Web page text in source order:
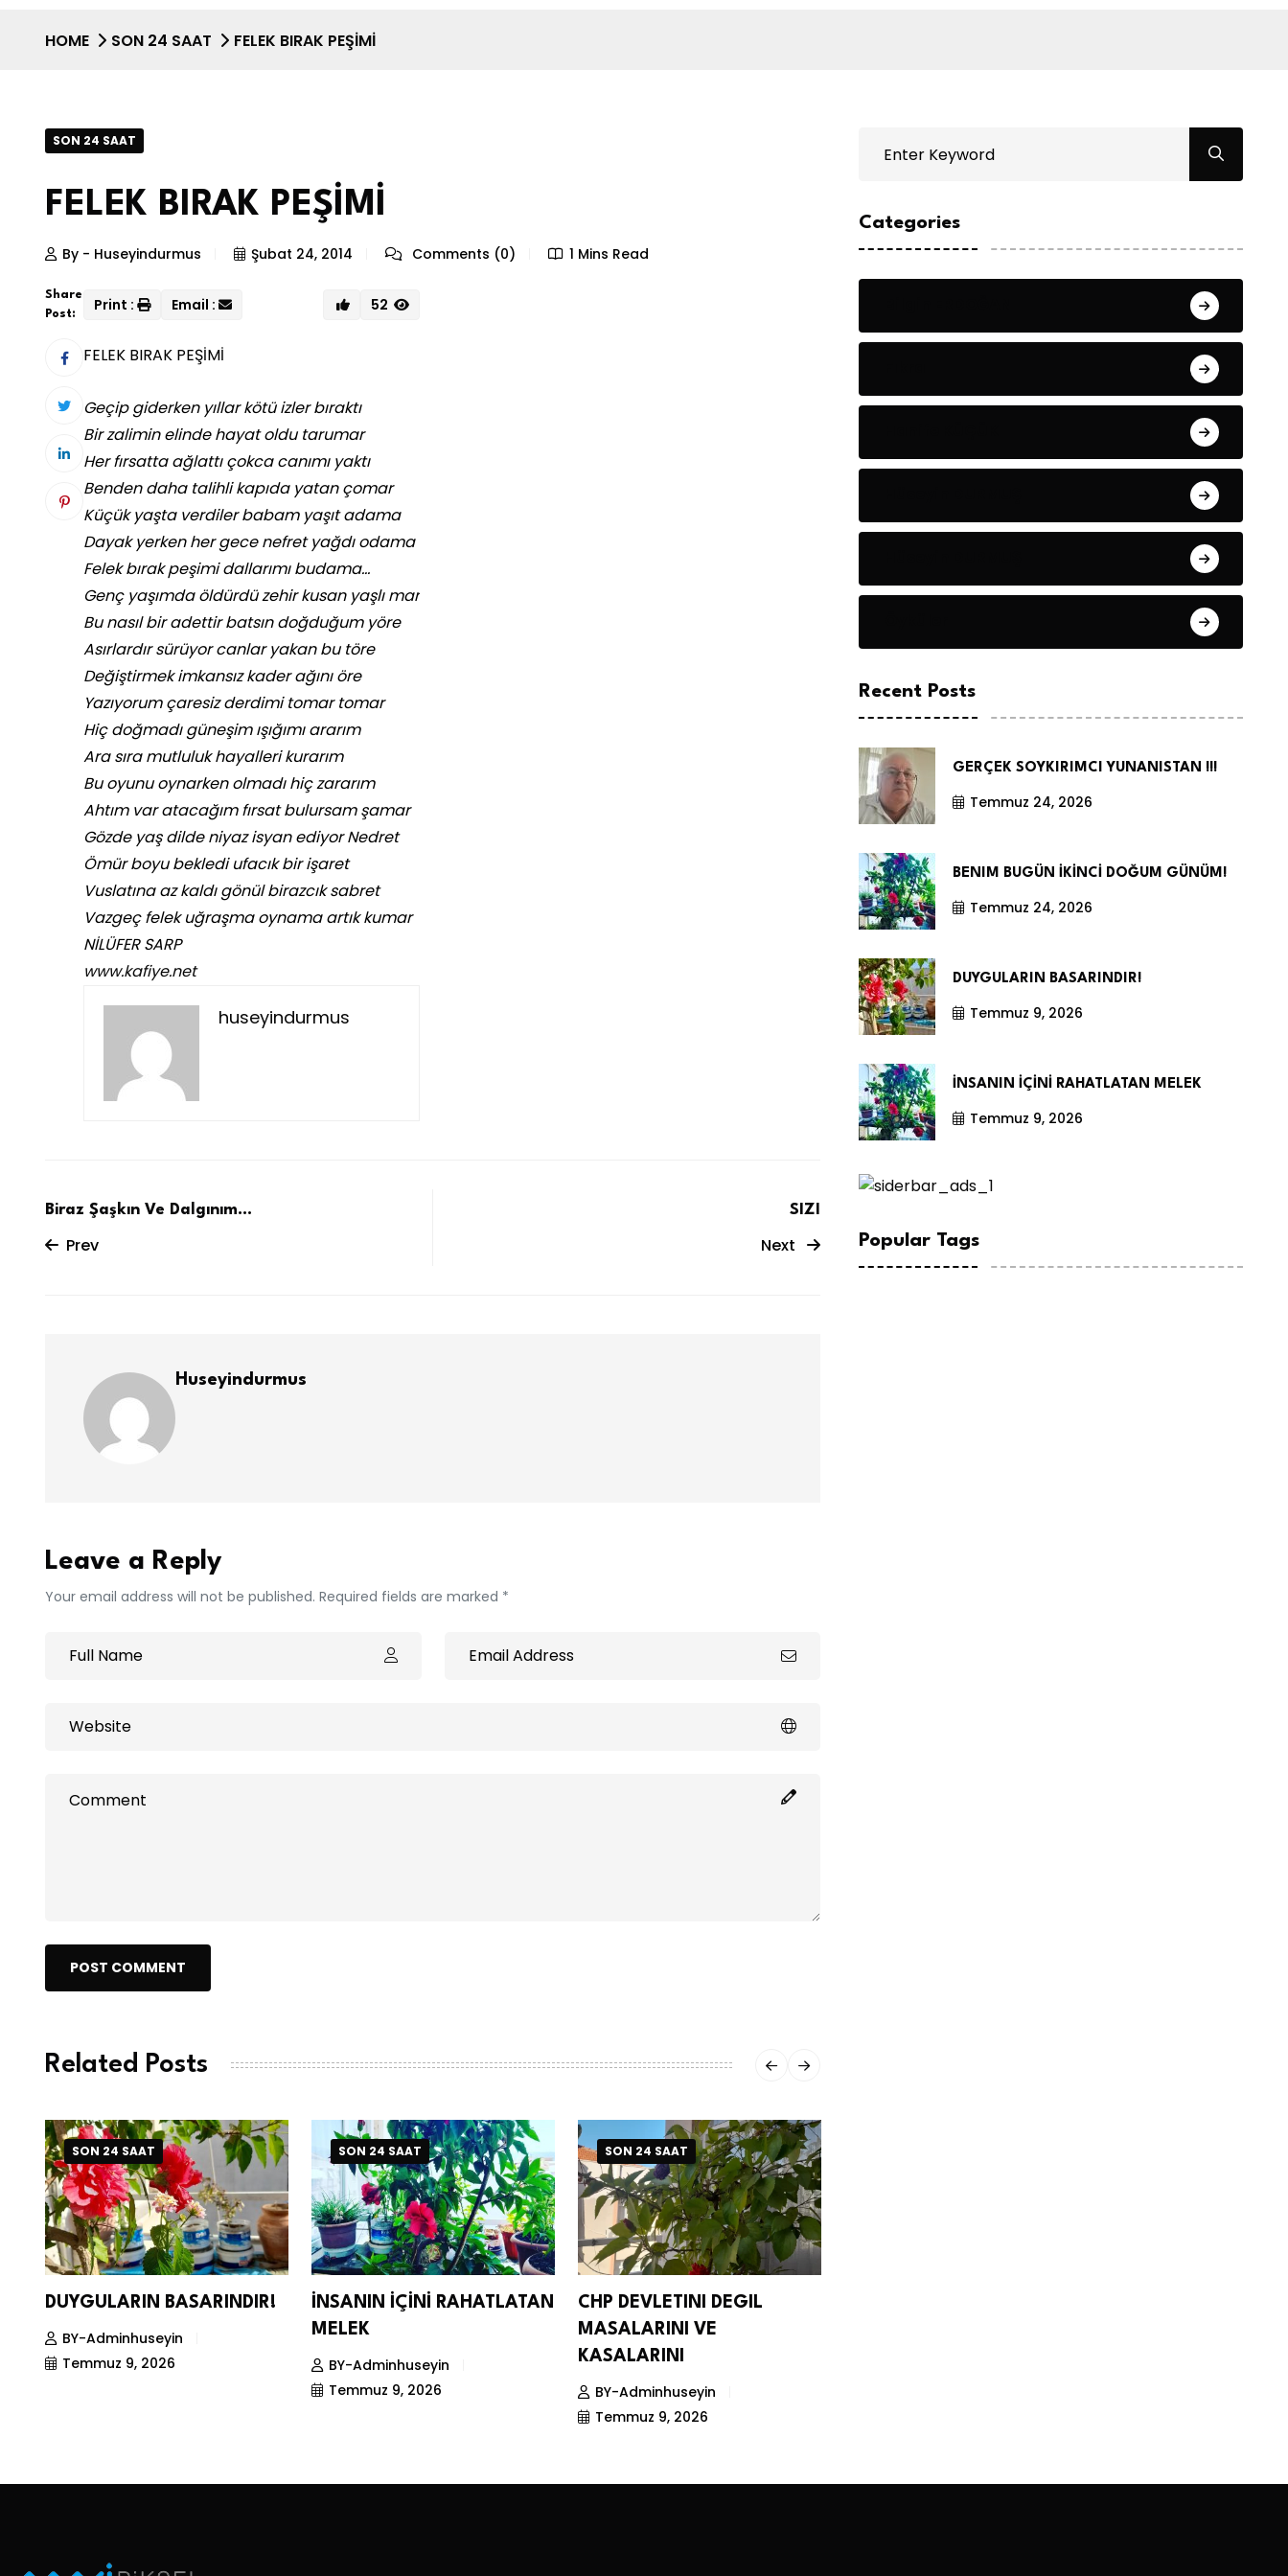
HOME SON 24 SAAT FELEK BIRAK PEŞİMİ
SON 24 SAAT
FELEK BIRAK PEŞİMİ
By - Huseyindurmus Şubat 24, 2014 Comments (0) 1 Mins Read
Share
Post:
Print : Email : 52
FELEK BIRAK PEŞİMİ
Geçip giderken yıllar kötü izler bıraktı
Bir zalimin elinde hayat oldu tarumar
Her fırsatta ağlattı çokca canımı yaktı
Benden daha talihli kapıda yatan çomar
Küçük yaşta verdiler babam yaşıt adama
Dayak yerken her gece nefret yağdı odama
Felek bırak peşimi dallarımı budama…
Genç yaşımda öldürdü zehir kusan yaşlı mar
Bu nasıl bir adettir batsın doğduğum yöre
Asırlardır sürüyor canlar yakan bu töre
Değiştirmek imkansız kader ağını öre
Yazıyorum çaresiz derdimi tomar tomar
Hiç doğmadı güneşim ışığımı ararım
Ara sıra mutluluk hayalleri kurarım
Bu oyunu oynarken olmadı hiç zararım
Ahtım var atacağım fırsat bulursam şamar
Gözde yaş dilde niyaz isyan ediyor Nedret
Ömür boyu bekledi ufacık bir işaret
Vuslatına az kaldı gönül birazcık sabret
Vazgeç felek uğraşma oynama artık kumar
NİLÜFER SARP
www.kafiye.net
huseyindurmus
Biraz Şaşkın Ve Dalgınım…
Prev
SIZI
Next
Huseyindurmus
Leave a Reply
Your email address will not be published. Required fields are marked *
POST COMMENT
Related Posts
SON 24 SAAT
DUYGULARIN BASARINDIR!
BY-Adminhuseyin
Temmuz 9, 2026
SON 24 SAAT
İNSANIN İÇİNİ RAHATLATAN
MELEK
BY-Adminhuseyin
Temmuz 9, 2026
SON 24 SAAT
CHP DEVLETINI DEGIL
MASALARINI VE
KASALARINI
BY-Adminhuseyin
Temmuz 9, 2026
Categories
Recent Posts
GERÇEK SOYKIRIMCI YUNANISTAN !!!
Temmuz 24, 2026
BENIM BUGÜN İKİNCİ DOĞUM GÜNÜM!
Temmuz 24, 2026
DUYGULARIN BASARINDIR!
Temmuz 9, 2026
İNSANIN İÇİNİ RAHATLATAN MELEK
Temmuz 9, 2026
Popular Tags